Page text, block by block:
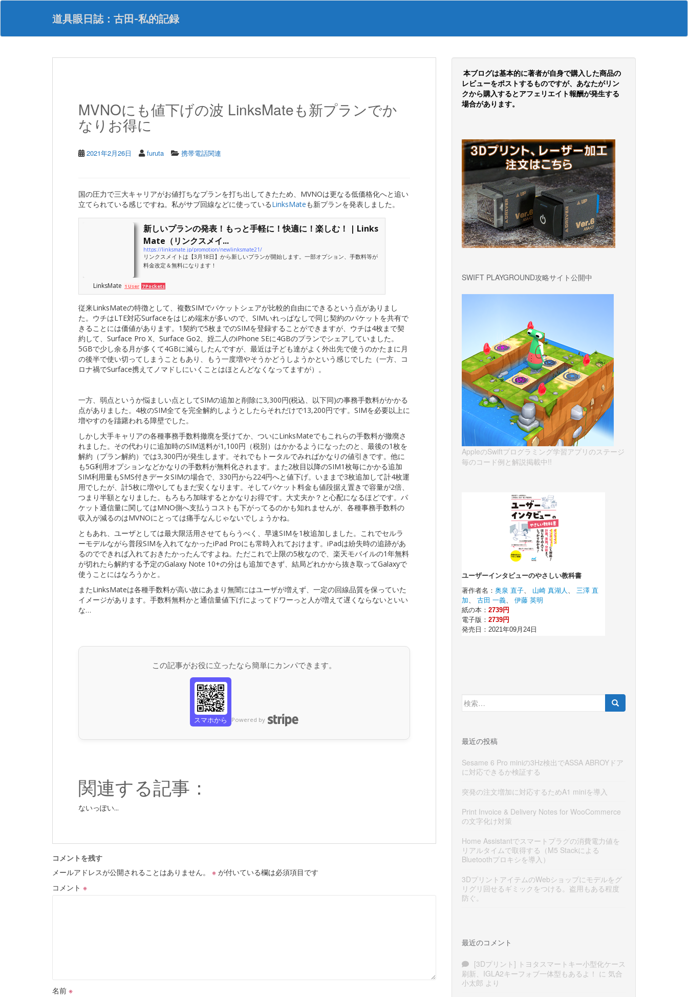
S
p
道具眼日誌：古田-私的記録
MVNOにも値下げの波 LinksMateも新プランでか
なりお得に
2021年2月26日 furuta 携帯電話関連
国の圧力で三大キャリアがお値打ちなプランを打ち出してきたため、MVNOは更なる低価格化へと追い
立てられている感じですね。私がサブ回線などに使っているLinksMateも新プランを発表しました。
新しいプランの発表！もっと手軽に！快適に！楽しむ！ | Links
Mate（リンクスメイ...
https://linksmate.jp/promotion/newlinksmate21/
リンクスメイトは【3月18日】から新しいプランが開始します。一部オプション、手数料等が
料金改定＆無料になります！
LinksMate 1 User 7 Pockets
従来LinksMateの特徴として、複数SIMでパケットシェアが比較的自由にできるという点がありまし
た。ウチはLTE対応Surfaceをはじめ端末が多いので、SIMいれっぱなしで同じ契約のパケットを共有で
きることには価値があります。1契約で5枚までのSIMを登録することができますが、ウチは4枚まで契
約して、Surface Pro X、Surface Go2、姪二人のiPhone SEに4GBのプランでシェアしていました。
5GBで少し余る月が多くて4GBに減らしたんですが、最近は子ども達がよく外出先で使うのかたまに月
の後半で使い切ってしまうこともあり、もう一度増やそうかどうしようかという感じでした（一方、コ
ロナ禍でSurface携えてノマドしにいくことはほとんどなくなってますが）。
一方、弱点というか悩ましい点としてSIMの追加と削除に3,300円(税込、以下同)の事務手数料がかかる
点がありました。4枚のSIM全てを完全解約しようとしたらそれだけで13,200円です。SIMを必要以上に
増やすのを躊躇われる障壁でした。
しかし大手キャリアの各種事務手数料撤廃を受けてか、ついにLinksMateでもこれらの手数料が撤廃さ
れました。その代わりに追加時のSIM送料が1,100円（税別）はかかるようになったのと、最後の1枚を
解約（プラン解約）では3,300円が発生します。それでもトータルでみればかなりの値引きです。他に
も5G利用オプションなどかなりの手数料が無料化されます。また2枚目以降のSIM1枚毎にかかる追加
SIM利用量もSMS付きデータSIMの場合で、330円から224円へと値下げ。いままで3枚追加して計4枚運
用でしたが、計5枚に増やしてもまだ安くなります。そしてパケット料金も値段据え置きで容量が2倍、
つまり半額となりました。もろもろ加味するとかなりお得です。大丈夫か？と心配になるほどです。パ
ケット通信量に関してはMNO側へ支払うコストも下がってるのかも知れませんが、各種事務手数料の
収入が減るのはMVNOにとっては痛手なんじゃないでしょうかね。
ともあれ、ユーザとしては最大限活用させてもらうべく、早速SIMを1枚追加しました。これでセルラ
ーモデルながら普段SIMを入れてなかったiPad Proにも常時入れておけます。iPadは紛失時の追跡があ
るのでできれば入れておきたかったんですよね。ただこれで上限の5枚なので、楽天モバイルの1年無料
が切れたら解約する予定のGalaxy Note 10+の分はも追加できず、結局どれかから抜き取ってGalaxyで
使うことにはなろうかと。
またLinksMateは各種手数料が高い故にあまり無闇にはユーザが増えず、一定の回線品質を保っていた
イメージがあります。手数料無料かと通信量値下げによってドワーっと人が増えて遅くならないといい
な…
この記事がお役に立ったなら簡単にカンパできます。
スマホから Powered by
関連する記事：
ないっぽい...
コメントを残す
メールアドレスが公開されることはありません。
※ が付いている欄は必須項目です
コメント ※
名前 ※
本ブログは基本的に著者が自身で購入した商品の
レビューをポストするものですが、あなたがリン
クから購入するとアフェリエイト報酬が発生する
場合があります。
SWIFT PLAYGROUND攻略サイト公開中
AppleのSwiftプログラミング学習アプリのステージ
毎のコード例と解説掲載中!!
検
索:
最近の投稿
Sesame 6 Pro miniの3Hz検出でASSA ABROYドア
に対応できるか検証する
突発の注文増加に対応するためA1 miniを導入
Print Invoice & Delivery Notes for WooCommerce
の文字化け対策
Home Assistantでスマートプラグの消費電力値を
リアルタイムで取得する（M5 Stackによる
Bluetoothプロキシを導入）
3DプリントアイテムのWebショップにモデルをグ
リグリ回せるギミックをつける。盗用もある程度
防ぐ。
最近のコメント
[3Dプリント] トヨタスマートキー小型化ケース
刷新、IGLA2キーフォブ一体型もあるよ！ に 気合
小太郎 より